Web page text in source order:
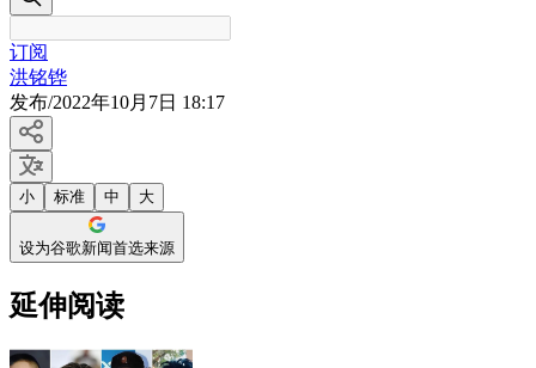
订阅
洪铭铧
发布/2022年10月7日 18:17
小 标准 中 大
设为谷歌新闻首选来源
延伸阅读